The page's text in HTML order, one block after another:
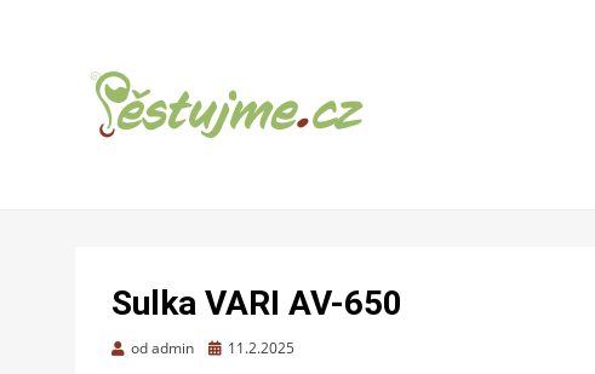
PRO ZAHRADU
Sulka VARI AV-650
odadmin
Zveřejněno
11.2.2025